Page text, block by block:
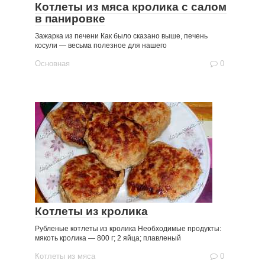
Котлеты из мяса кролика с салом
в панировке
Зажарка из печени Как было сказано выше, печень
косули — весьма полезное для нашего
Основная 0
Котлеты из кролика
Рубленые котлеты из кролика Необходимые продукты:
мякоть кролика — 800 г; 2 яйца; плавленый
Котлеты из мяса 0